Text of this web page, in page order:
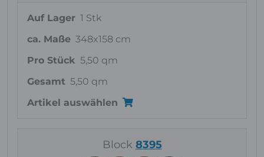
Auf Lager 1 Stk
ca. Maße 348x158 cm
Pro Stück 5,50 qm
Gesamt 5,50 qm
Artikel auswählen
Block 8395